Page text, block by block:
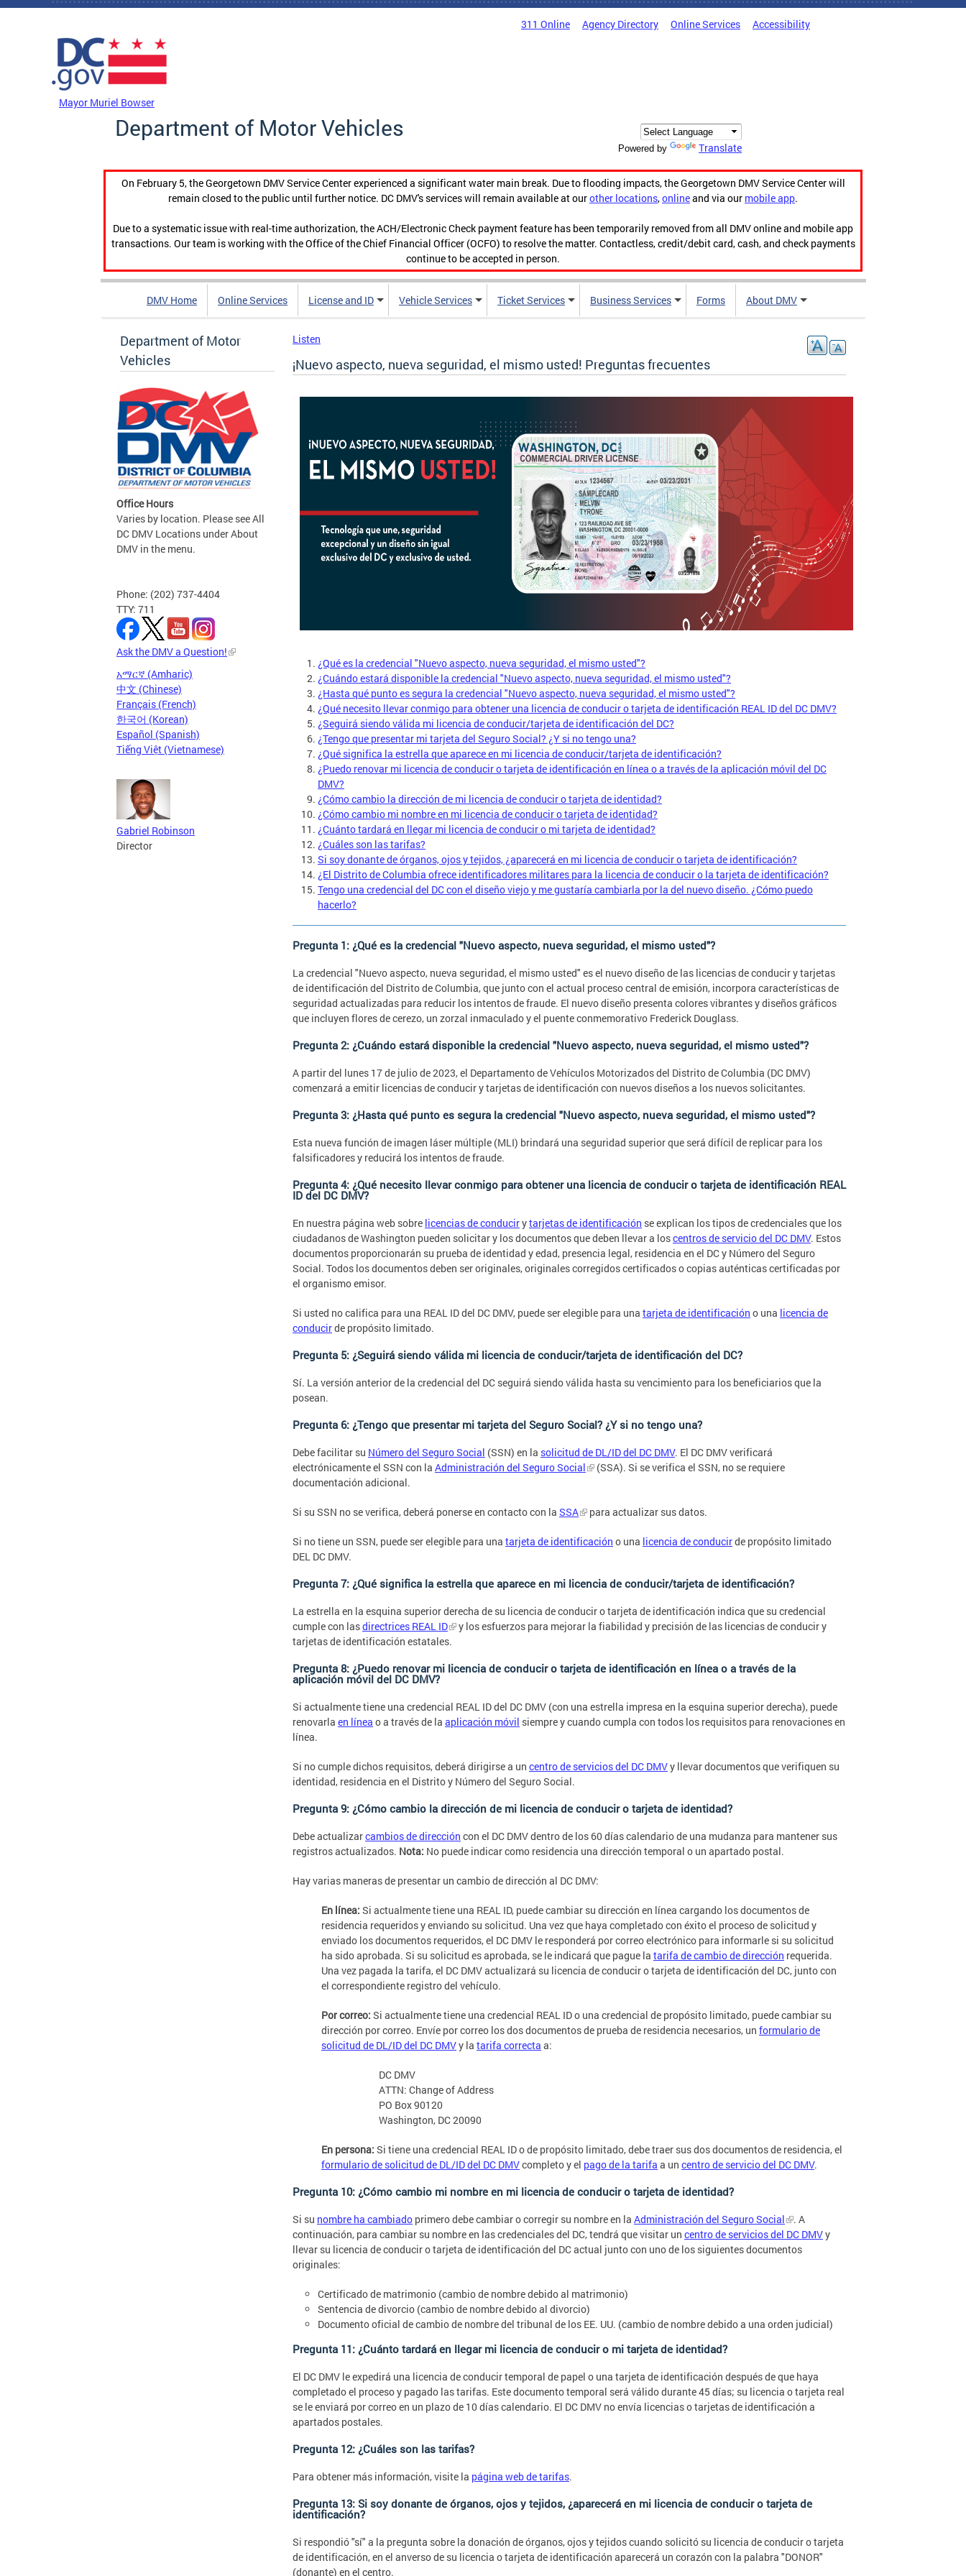
Skip to main content
311 Online Agency Directory Online Services Accessibility
Mayor Muriel Bowser
Department of Motor Vehicles
Powered by Translate
On February 5, the Georgetown DMV Service Center experienced a significant water main break. Due to flooding impacts, the Georgetown DMV Service Center will
remain closed to the public until further notice. DC DMV's services will remain available at ourother locations,onlineand via our mobile app.
Due to a systematic issue with real-time authorization, the ACH/Electronic Check payment feature has been temporarily removed from all DMV online and mobile app
transactions. Our team is working with the Office of the Chief Financial Officer (OCFO) to resolve the matter. Contactless, credit/debit card, cash, and check payments
continue to be accepted in person.
DMV Home Online Services License and ID Vehicle Services Ticket Services Business Services Forms About DMV
Department of Motor
Vehicles
Office Hours
Varies by location. Please see All
DC DMV Locations under About
DMV in the menu.
Phone: (202) 737-4404
TTY: 711
Ask the DMV a Question!
አማርኛ (Amharic)
中文 (Chinese)
Français (French)
한국어 (Korean)
Español (Spanish)
Tiếng Việt (Vietnamese)
Gabriel Robinson
Director
Listen
¡Nuevo aspecto, nueva seguridad, el mismo usted! Preguntas frecuentes
¿Qué es la credencial "Nuevo aspecto, nueva seguridad, el mismo usted"?
¿Cuándo estará disponible la credencial "Nuevo aspecto, nueva seguridad, el mismo usted"?
¿Hasta qué punto es segura la credencial "Nuevo aspecto, nueva seguridad, el mismo usted"?
¿Qué necesito llevar conmigo para obtener una licencia de conducir o tarjeta de identificación REAL ID del DC DMV?
¿Seguirá siendo válida mi licencia de conducir/tarjeta de identificación del DC?
¿Tengo que presentar mi tarjeta del Seguro Social? ¿Y si no tengo una?
¿Qué significa la estrella que aparece en mi licencia de conducir/tarjeta de identificación?
¿Puedo renovar mi licencia de conducir o tarjeta de identificación en línea o a través de la aplicación móvil del DC
DMV?
¿Cómo cambio la dirección de mi licencia de conducir o tarjeta de identidad?
¿Cómo cambio mi nombre en mi licencia de conducir o tarjeta de identidad?
¿Cuánto tardará en llegar mi licencia de conducir o mi tarjeta de identidad?
¿Cuáles son las tarifas?
Si soy donante de órganos, ojos y tejidos, ¿aparecerá en mi licencia de conducir o tarjeta de identificación?
¿El Distrito de Columbia ofrece identificadores militares para la licencia de conducir o la tarjeta de identificación?
Tengo una credencial del DC con el diseño viejo y me gustaría cambiarla por la del nuevo diseño. ¿Cómo puedo
hacerlo?
Pregunta 1: ¿Qué es la credencial "Nuevo aspecto, nueva seguridad, el mismo usted"?
La credencial "Nuevo aspecto, nueva seguridad, el mismo usted" es el nuevo diseño de las licencias de conducir y tarjetas
de identificación del Distrito de Columbia, que junto con el actual proceso central de emisión, incorpora características de
seguridad actualizadas para reducir los intentos de fraude. El nuevo diseño presenta colores vibrantes y diseños gráficos
que incluyen flores de cerezo, un zorzal inmaculado y el puente conmemorativo Frederick Douglass.
Pregunta 2: ¿Cuándo estará disponible la credencial "Nuevo aspecto, nueva seguridad, el mismo usted"?
A partir del lunes 17 de julio de 2023, el Departamento de Vehículos Motorizados del Distrito de Columbia (DC DMV)
comenzará a emitir licencias de conducir y tarjetas de identificación con nuevos diseños a los nuevos solicitantes.
Pregunta 3: ¿Hasta qué punto es segura la credencial "Nuevo aspecto, nueva seguridad, el mismo usted"?
Esta nueva función de imagen láser múltiple (MLI) brindará una seguridad superior que será difícil de replicar para los
falsificadores y reducirá los intentos de fraude.
Pregunta 4: ¿Qué necesito llevar conmigo para obtener una licencia de conducir o tarjeta de identificación REAL
ID del DC DMV?
En nuestra página web sobre licencias de conducirytarjetas de identificación se explican los tipos de credenciales que los
ciudadanos de Washington pueden solicitar y los documentos que deben llevar a loscentros de servicio del DC DMV. Estos
documentos proporcionarán su prueba de identidad y edad, presencia legal, residencia en el DC y Número del Seguro
Social. Todos los documentos deben ser originales, originales corregidos certificados o copias auténticas certificadas por
el organismo emisor.
Si usted no califica para una REAL ID del DC DMV, puede ser elegible para una tarjeta de identificación o una licencia de
conducirde propósito limitado.
Pregunta 5: ¿Seguirá siendo válida mi licencia de conducir/tarjeta de identificación del DC?
Sí. La versión anterior de la credencial del DC seguirá siendo válida hasta su vencimiento para los beneficiarios que la
posean.
Pregunta 6: ¿Tengo que presentar mi tarjeta del Seguro Social? ¿Y si no tengo una?
Debe facilitar su Número del Seguro Social (SSN) en la solicitud de DL/ID del DC DMV. El DC DMV verificará
electrónicamente el SSN con la Administración del Seguro Social
(SSA). Si se verifica el SSN, no se requiere
documentación adicional.
Si su SSN no se verifica, deberá ponerse en contacto con la SSA para actualizar sus datos.
Si no tiene un SSN, puede ser elegible para una tarjeta de identificación o una licencia de conducirde propósito limitado
DEL DC DMV.
Pregunta 7: ¿Qué significa la estrella que aparece en mi licencia de conducir/tarjeta de identificación?
La estrella en la esquina superior derecha de su licencia de conducir o tarjeta de identificación indica que su credencial
cumple con lasdirectrices REAL ID
y los esfuerzos para mejorar la fiabilidad y precisión de las licencias de conducir y
tarjetas de identificación estatales.
Pregunta 8: ¿Puedo renovar mi licencia de conducir o tarjeta de identificación en línea o a través de la
aplicación móvil del DC DMV?
Si actualmente tiene una credencial REAL ID del DC DMV (con una estrella impresa en la esquina superior derecha), puede
renovarla en línea o a través de la aplicación móvil siempre y cuando cumpla con todos los requisitos para renovaciones en
línea.
Si no cumple dichos requisitos, deberá dirigirse a un centro de servicios del DC DMVy llevar documentos que verifiquen su
identidad, residencia en el Distrito y Número del Seguro Social.
Pregunta 9: ¿Cómo cambio la dirección de mi licencia de conducir o tarjeta de identidad?
Debe actualizarcambios de dirección con el DC DMV dentro de los 60 días calendario de una mudanza para mantener sus
registros actualizados. Nota: No puede indicar como residencia una dirección temporal o un apartado postal.
Hay varias maneras de presentar un cambio de dirección al DC DMV:
En línea: Si actualmente tiene una REAL ID, puede cambiar su dirección en línea cargando los documentos de
residencia requeridos y enviando su solicitud. Una vez que haya completado con éxito el proceso de solicitud y
enviado los documentos requeridos, el DC DMV le responderá por correo electrónico para informarle si su solicitud
ha sido aprobada. Si su solicitud es aprobada, se le indicará que pague la tarifa de cambio de dirección requerida.
Una vez pagada la tarifa, el DC DMV actualizará su licencia de conducir o tarjeta de identificación del DC, junto con
el correspondiente registro del vehículo.
Por correo: Si actualmente tiene una credencial REAL ID o una credencial de propósito limitado, puede cambiar su
dirección por correo. Envíe por correo los dos documentos de prueba de residencia necesarios, un formulario de
solicitud de DL/ID del DC DMVy la tarifa correcta a:
DC DMV
ATTN: Change of Address
PO Box 90120
Washington, DC 20090
En persona: Si tiene una credencial REAL ID o de propósito limitado, debe traer sus dos documentos de residencia, el
formulario de solicitud de DL/ID del DC DMVcompleto y el pago de la tarifa a un centro de servicio del DC DMV.
Pregunta 10: ¿Cómo cambio mi nombre en mi licencia de conducir o tarjeta de identidad?
Si su nombre ha cambiado primero debe cambiar o corregir su nombre en la Administración del Seguro Social
. A
continuación, para cambiar su nombre en las credenciales del DC, tendrá que visitar un centro de servicios del DC DMVy
llevar su licencia de conducir o tarjeta de identificación del DC actual junto con uno de los siguientes documentos
originales:
Certificado de matrimonio (cambio de nombre debido al matrimonio)
Sentencia de divorcio (cambio de nombre debido al divorcio)
Documento oficial de cambio de nombre del tribunal de los EE. UU. (cambio de nombre debido a una orden judicial)
Pregunta 11: ¿Cuánto tardará en llegar mi licencia de conducir o mi tarjeta de identidad?
El DC DMV le expedirá una licencia de conducir temporal de papel o una tarjeta de identificación después de que haya
completado el proceso y pagado las tarifas. Este documento temporal será válido durante 45 días; su licencia o tarjeta real
se le enviará por correo en un plazo de 10 días calendario. El DC DMV no envía licencias o tarjetas de identificación a
apartados postales.
Pregunta 12: ¿Cuáles son las tarifas?
Para obtener más información, visite la página web de tarifas.
Pregunta 13: Si soy donante de órganos, ojos y tejidos, ¿aparecerá en mi licencia de conducir o tarjeta de
identificación?
Si respondió "sí" a la pregunta sobre la donación de órganos, ojos y tejidos cuando solicitó su licencia de conducir o tarjeta
de identificación, en el anverso de su licencia o tarjeta de identificación aparecerá un corazón con la palabra "DONOR"
(donante) en el centro.